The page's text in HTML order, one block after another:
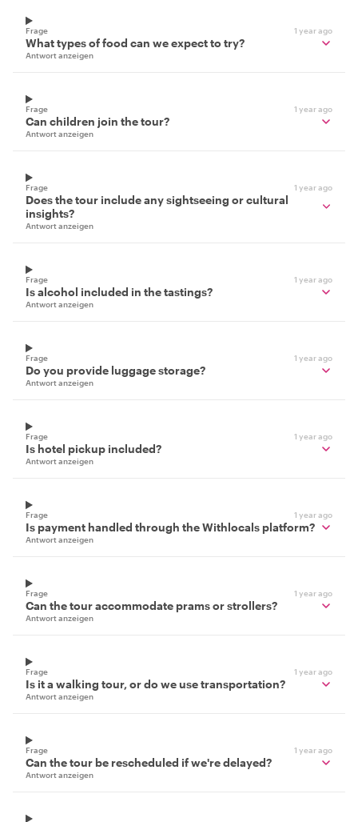
Frage 1 year ago
What types of food can we expect to try?
Antwort anzeigen
Frage 1 year ago
Can children join the tour?
Antwort anzeigen
Frage 1 year ago
Does the tour include any sightseeing or cultural
insights?
Antwort anzeigen
Frage 1 year ago
Is alcohol included in the tastings?
Antwort anzeigen
Frage 1 year ago
Do you provide luggage storage?
Antwort anzeigen
Frage 1 year ago
Is hotel pickup included?
Antwort anzeigen
Frage 1 year ago
Is payment handled through the Withlocals platform?
Antwort anzeigen
Frage 1 year ago
Can the tour accommodate prams or strollers?
Antwort anzeigen
Frage 1 year ago
Is it a walking tour, or do we use transportation?
Antwort anzeigen
Frage 1 year ago
Can the tour be rescheduled if we're delayed?
Antwort anzeigen